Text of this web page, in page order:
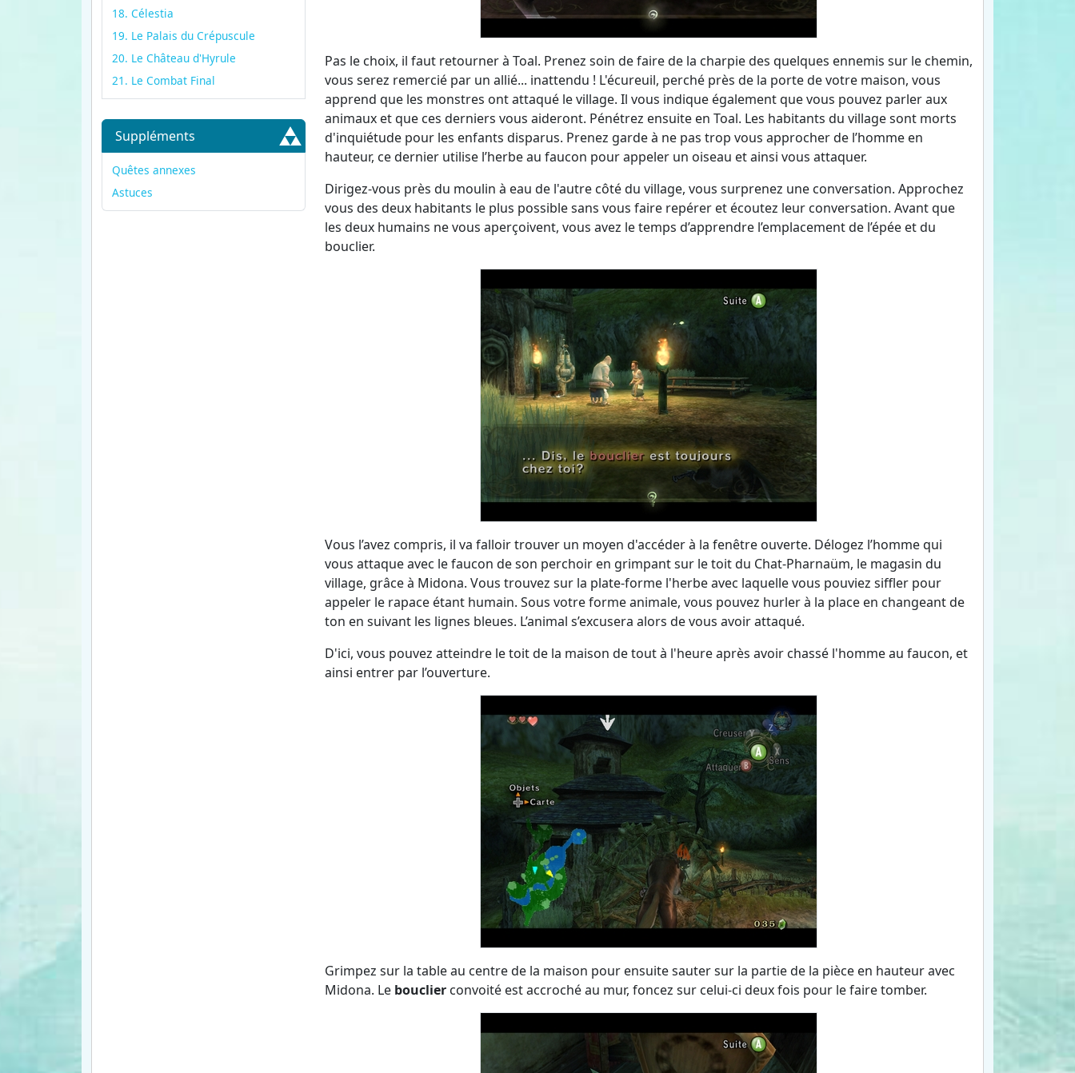
18. Célestia
19. Le Palais du Crépuscule
20. Le Château d'Hyrule
21. Le Combat Final
Suppléments
Quêtes annexes
Astuces
Pas le choix, il faut retourner à Toal. Prenez soin de faire de la charpie des quelques ennemis sur le chemin,
vous serez remercié par un allié... inattendu ! L'écureuil, perché près de la porte de votre maison, vous
apprend que les monstres ont attaqué le village. Il vous indique également que vous pouvez parler aux
animaux et que ces derniers vous aideront. Pénétrez ensuite en Toal. Les habitants du village sont morts
d'inquiétude pour les enfants disparus. Prenez garde à ne pas trop vous approcher de l’homme en
hauteur, ce dernier utilise l’herbe au faucon pour appeler un oiseau et ainsi vous attaquer.
Dirigez-vous près du moulin à eau de l'autre côté du village, vous surprenez une conversation. Approchez
vous des deux habitants le plus possible sans vous faire repérer et écoutez leur conversation. Avant que
les deux humains ne vous aperçoivent, vous avez le temps d’apprendre l’emplacement de l’épée et du
bouclier.
Vous l’avez compris, il va falloir trouver un moyen d'accéder à la fenêtre ouverte. Délogez l’homme qui
vous attaque avec le faucon de son perchoir en grimpant sur le toit du Chat-Pharnaüm, le magasin du
village, grâce à Midona. Vous trouvez sur la plate-forme l'herbe avec laquelle vous pouviez siffler pour
appeler le rapace étant humain. Sous votre forme animale, vous pouvez hurler à la place en changeant de
ton en suivant les lignes bleues. L’animal s’excusera alors de vous avoir attaqué.
D'ici, vous pouvez atteindre le toit de la maison de tout à l'heure après avoir chassé l'homme au faucon, et
ainsi entrer par l’ouverture.
Grimpez sur la table au centre de la maison pour ensuite sauter sur la partie de la pièce en hauteur avec
Midona. Le bouclierconvoité est accroché au mur, foncez sur celui-ci deux fois pour le faire tomber.